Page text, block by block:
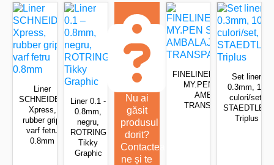
Liner
SCHNEIDER
Xpress,
rubber grip,
varf fetru
0.8mm
Liner 0.1 -
0.8mm,
negru,
ROTRING
Tikky
Graphic
Nu ai
găsit
produsul
dorit?
Contactează-
ne și te
FINELINER+CARIOCA
MY.PEN SET 10
AMBALAJ
TRANSPARENT
Set liner
0.3mm, 10
culori/set,
STAEDTLER
Triplus